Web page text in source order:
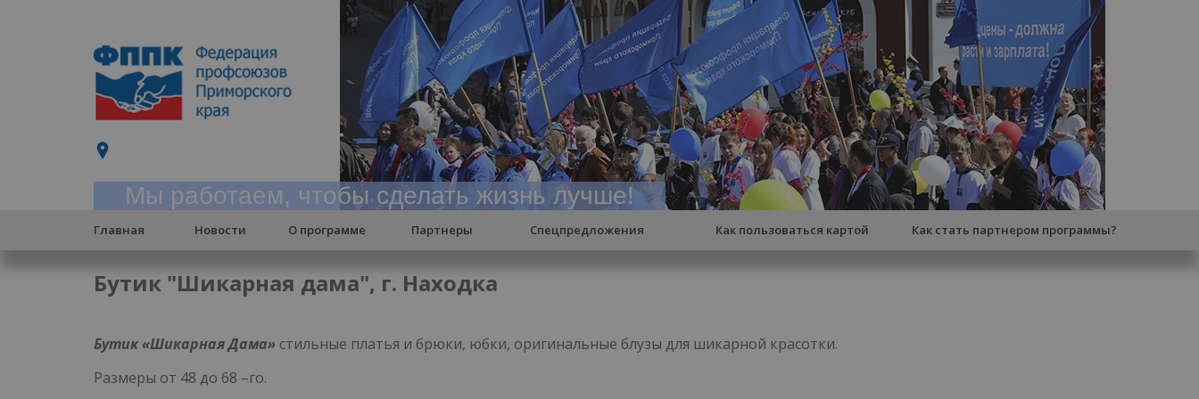
Мы работаем, чтобы сделать жизнь лучше!
Главная Новости О программе Партнеры Спецпредложения Как пользоваться картой Как стать партнером программы?
Бутик "Шикарная дама", г. Находка
Бутик «Шикарная Дама» стильные платья и брюки, юбки, оригинальные блузы для шикарной красотки.
Размеры от 48 до 68 –го.